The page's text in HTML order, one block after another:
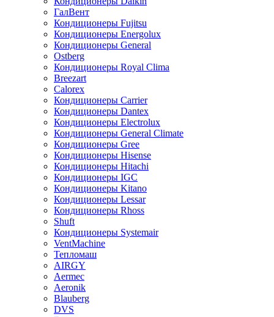
ГалВент
Кондиционеры Fujitsu
Кондиционеры Energolux
Кондиционеры General
Ostberg
Кондиционеры Royal Clima
Breezart
Calorex
Кондиционеры Carrier
Кондиционеры Dantex
Кондиционеры Electrolux
Кондиционеры General Climate
Кондиционеры Gree
Кондиционеры Hisense
Кондиционеры Hitachi
Кондиционеры IGC
Кондиционеры Kitano
Кондиционеры Lessar
Кондиционеры Rhoss
Shuft
Кондиционеры Systemair
VentMachine
Тепломаш
AIRGY
Aermec
Aeronik
Blauberg
DVS